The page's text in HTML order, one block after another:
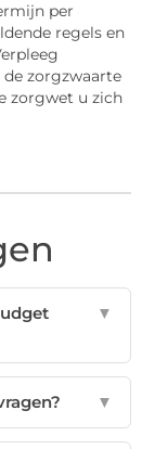
per
regels en
zorgzwaarte
zorgwet u zich
▼
▼